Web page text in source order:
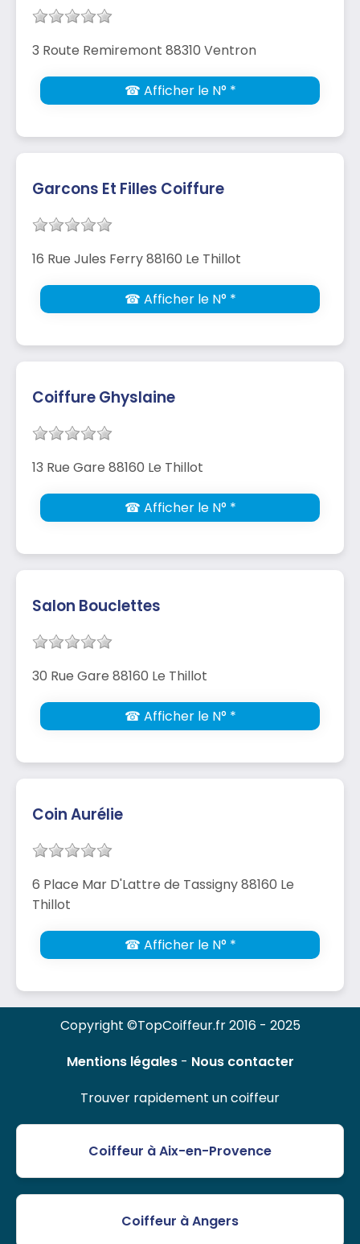
3 Route Remiremont 88310 Ventron
☎ Afficher le N° *
Garcons Et Filles Coiffure
16 Rue Jules Ferry 88160 Le Thillot
☎ Afficher le N° *
Coiffure Ghyslaine
13 Rue Gare 88160 Le Thillot
☎ Afficher le N° *
Salon Bouclettes
30 Rue Gare 88160 Le Thillot
☎ Afficher le N° *
Coin Aurélie
6 Place Mar D'Lattre de Tassigny 88160 Le
Thillot
☎ Afficher le N° *
Copyright ©TopCoiffeur.fr 2016 - 2025
Mentions légales- Nous contacter
Trouver rapidement un coiffeur
Coiffeur à Aix-en-Provence
Coiffeur à Angers